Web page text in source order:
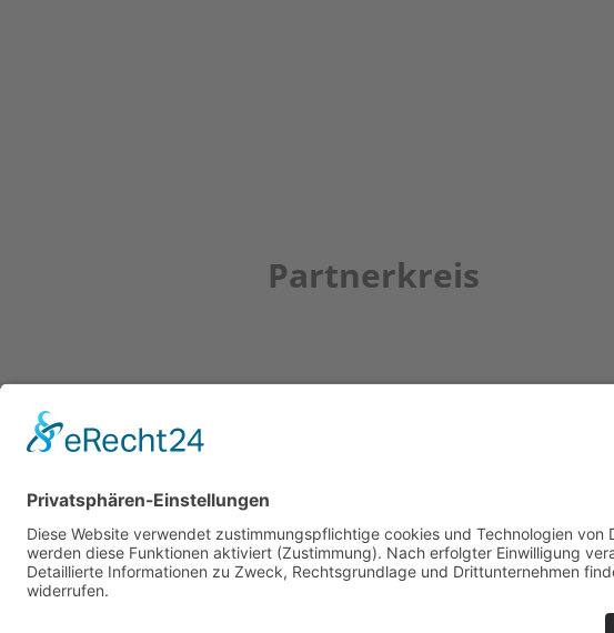
Partnerkreis
Newsletter
ZUR ANMELDUNG